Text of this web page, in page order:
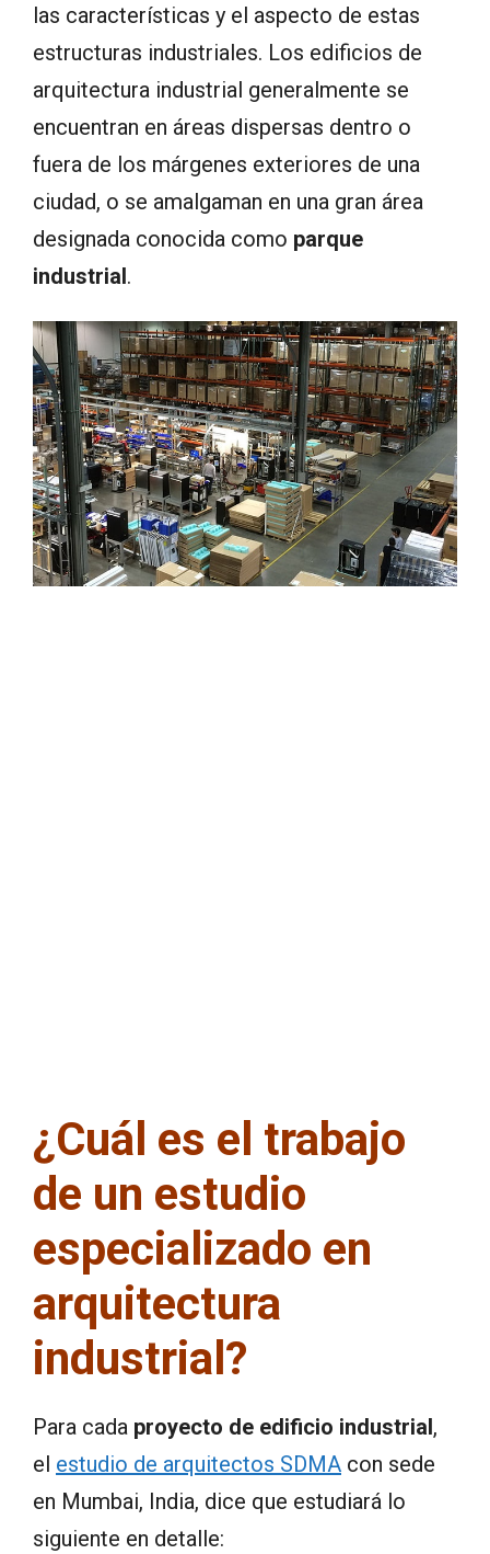
las características y el aspecto de estas
estructuras industriales. Los edificios de
arquitectura industrial generalmente se
encuentran en áreas dispersas dentro o
fuera de los márgenes exteriores de una
ciudad, o se amalgaman en una gran área
designada conocida como parque
industrial.
¿Cuál es el trabajo
de un estudio
especializado en
arquitectura
industrial?
Para cada proyecto de edificio industrial,
el estudio de arquitectos SDMA con sede
en Mumbai, India, dice que estudiará lo
siguiente en detalle: